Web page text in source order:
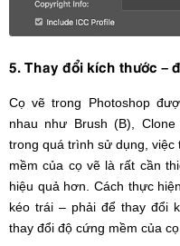
5. Thay đổi kích thước –
Cọ vẽ trong Photoshop
nhau như Brush (B),
trong quá trình sử dụng,
mềm của cọ vẽ là rất cần
hiệu quả hơn. Cách thực
kéo trái – phải để thay đổi
thay đổi độ cứng mềm của cọ.